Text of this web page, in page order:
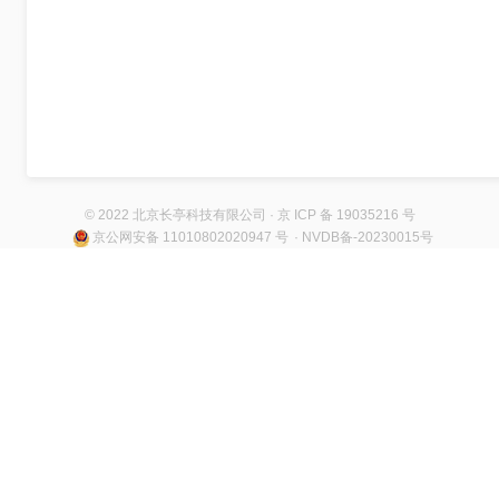
© 2022 北京长亭科技有限公司 · 京 ICP 备 19035216 号
京公网安备 11010802020947 号 · NVDB备-20230015号